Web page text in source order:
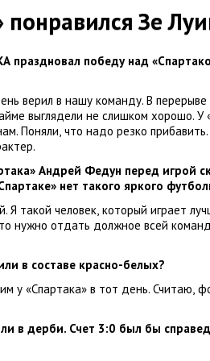
понравился Зе
праздновал победу над «
верил в нашу команду. В перерыве
выглядели не слишком хорошо. У
Поняли, что надо резко прибавить.
Андрей Федун перед игрой
нет такого яркого
Я такой человек, который играет
нужно отдать должное всей
в составе красно-белых?
у «Спартака» в тот день. Считаю,
в дерби. Счет 3:0 был бы